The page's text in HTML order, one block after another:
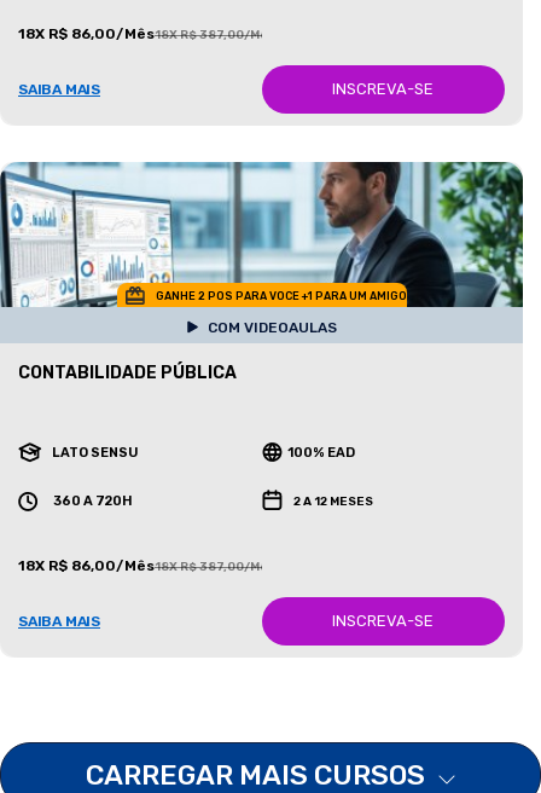
18X R$ 86,00/Mês18X R$ 387,00/Mês
SAIBA MAIS INSCREVA-SE
GANHE 2 POS PARA VOCE +1 PARA UM AMIGO
COM VIDEOAULAS
CONTABILIDADE PÚBLICA
LATO SENSU 100% EAD
360 A 720H 2 A 12 MESES
18X R$ 86,00/Mês18X R$ 387,00/Mês
SAIBA MAIS INSCREVA-SE
CARREGAR MAIS CURSOS